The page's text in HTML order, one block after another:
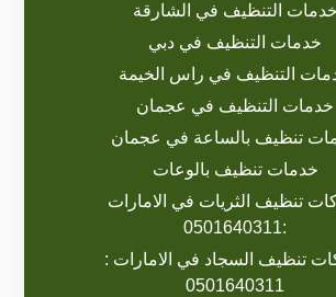
خدمات التنظيف في الشارقة
خدمات التنظيف في دبي
التنظيف في راس الخيمة
خدمات التنظيف في عجمان
تنظيف بالساعة في عجمان
خدمات تنظيف بالوعات
تنظيف الثريات في الامارات
:0501640311
تنظيف السجاد في الامارات :
0501640311